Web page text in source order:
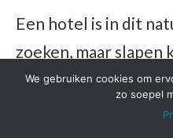
Een hotel is in dit
zoeken, maar slapen
Interessant feitje is
nomadententen
We gebruiken cookies om
zo soepel